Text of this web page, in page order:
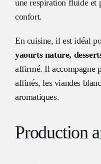
une respiration fluide et
confort.
En cuisine, il est idéal
yaourts nature,
affirmé. Il accompagne
affinés, les viandes
aromatiques.
Production